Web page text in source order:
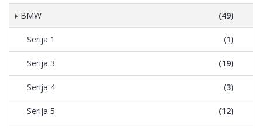
BMW (49)
Serija 1 (1)
Serija 3 (19)
Serija 4 (3)
Serija 5 (12)